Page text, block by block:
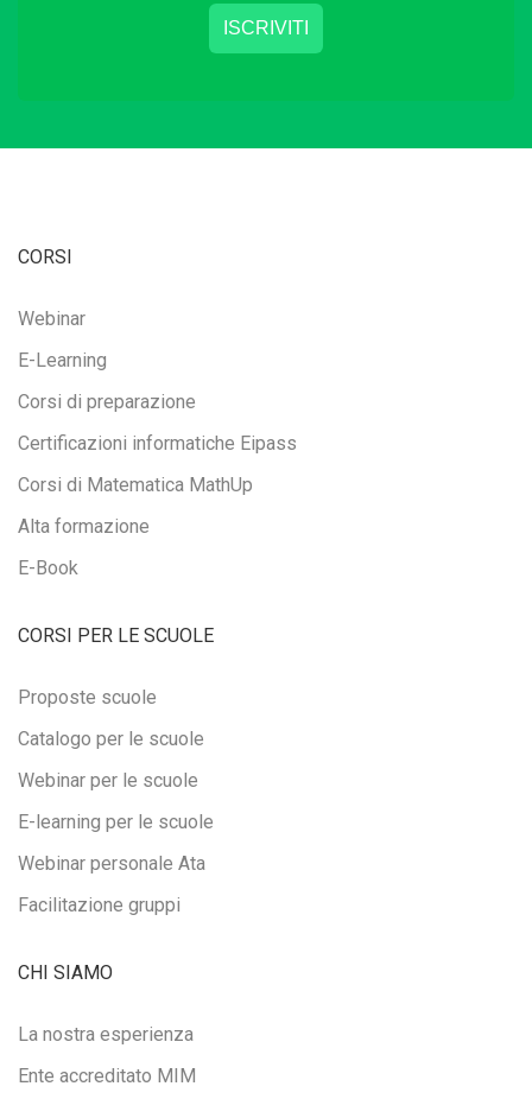
CORSI
Webinar
E-Learning
Corsi di preparazione
Certificazioni informatiche Eipass
Corsi di Matematica MathUp
Alta formazione
E-Book
CORSI PER LE SCUOLE
Proposte scuole
Catalogo per le scuole
Webinar per le scuole
E-learning per le scuole
Webinar personale Ata
Facilitazione gruppi
CHI SIAMO
La nostra esperienza
Ente accreditato MIM